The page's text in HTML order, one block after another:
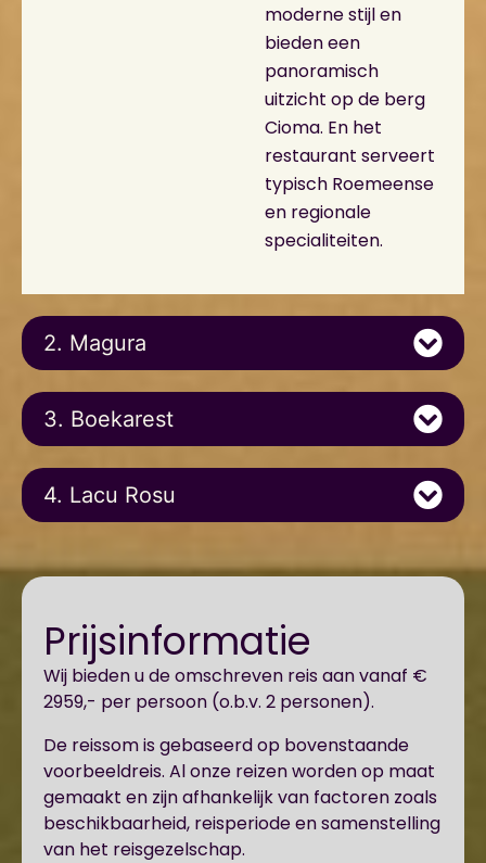
moderne stijl en
bieden een
panoramisch
uitzicht op de berg
Cioma. En het
restaurant serveert
typisch Roemeense
en regionale
specialiteiten.
2. Magura
3. Boekarest
4. Lacu Rosu
Prijsinformatie
Wij bieden u de omschreven reis aan vanaf €
2959,- per persoon (o.b.v. 2 personen).
De reissom is gebaseerd op bovenstaande
voorbeeldreis. Al onze reizen worden op maat
gemaakt en zijn afhankelijk van factoren zoals
beschikbaarheid, reisperiode en samenstelling
van het reisgezelschap.